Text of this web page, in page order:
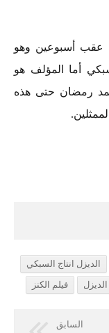
عقب أسبوعين وهو
أما المؤلف هو
رمضان حتى هذه
الديزل انتاج السبكي
فيلم الكنز
السابق